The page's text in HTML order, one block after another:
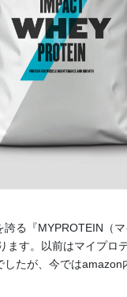
誇る『MYPROTEIN（
ます。以前はマイプロ
したが、今ではamazon